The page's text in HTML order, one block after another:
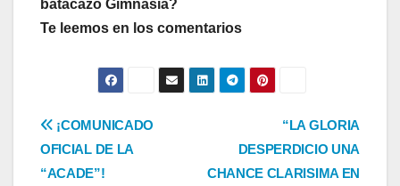
batacazo Gimnasia?
Te leemos en los comentarios
Navegación
de
“LA GLORIA
DESPERDICIO UNA
CHANCE CLARISIMA EN
¡COMUNICADO
OFICIAL DE LA
“ACADE”!